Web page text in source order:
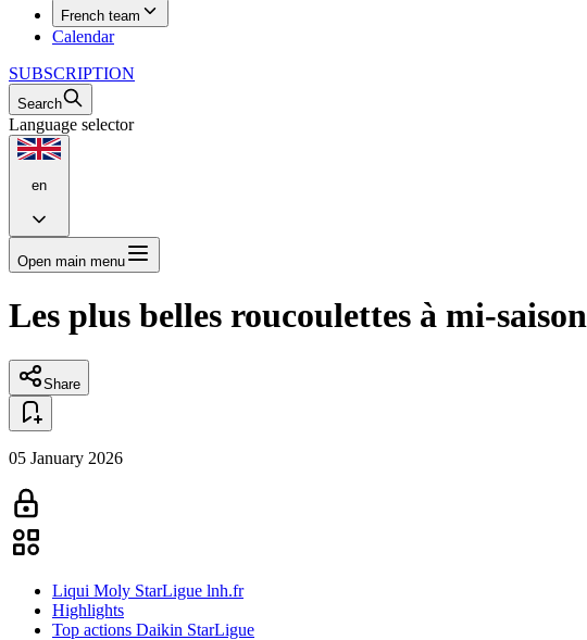
French team
Calendar
SUBSCRIPTION
Search
Language selector
en
Open main menu
Les plus belles roucoulettes à mi-saison
Share
05 January 2026
Liqui Moly StarLigue lnh.fr
Highlights
Top actions Daikin StarLigue